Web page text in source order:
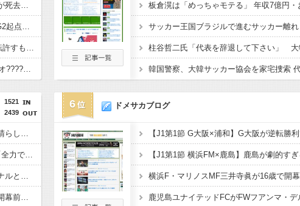
◆悲報◆ウガンダサッカー界に衝撃 若き主将が死去 携帯電話強盗に抵抗した末に石で滅多打ち…国民が怒り
◆Ｊ１◆1節 横浜FM×鹿島 横浜16才三井寺の1G2起点で2点リードも終盤立て続けに失点し鹿島が逆転勝利！
◆Ｊ１◆1節 G大阪×浦和 浦和サビオ????で逆転許すも後半再逆転！もウェルトンに切り裂かれ再逆転でガンバが4-3で勝利！
◆Ｊ１◆1節 G大阪×浦和 HT 浦和先制もサヴィオ????！ジェバリ・ヒュメットでガンバが逆転して後半へ！
1521
2439
仏代表、デシャン監督は涙のラストゲーム「素晴らしい冒険だった」 来週にもジダン新監督が就任へ
浦和退団のMF安部裕葵、J2今治に加入が決定「全力で頑張ります」（関連まとめ）
チェルシー、英代表ロジャーズ獲得へ！アーセナルとの争奪戦を制す 移籍金は英国人史上最高額の1億1700万ポンド（約256億円）
元ブラジル代表カカ、48チーム制W杯を絶賛！開幕前の不安を一蹴「多すぎると思っていたが退屈な試合は一つもなかった」
6 ドメサカブログ